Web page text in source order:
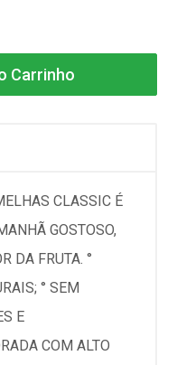
Carrinho
CLASSIC É
GOSTOSO,
DA FRUTA. °
° SEM
E
COM ALTO